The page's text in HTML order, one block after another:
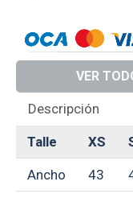
Descripción
Talle XS
Ancho 43
VER